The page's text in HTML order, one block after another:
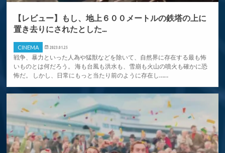
【レビュー】もし、地上６００メートルの鉄塔の上に
置き去りにされたとした...
CINEMA 2023.01.25
戦争、暴力といった人為や猛獣などを除いて、自然界に存在する最も怖
いものとは何だろう。 海も台風も洪水も、雪崩も火山の噴火も確かに恐
怖だ。 しかし、日常にもっと当たり前のように存在し……